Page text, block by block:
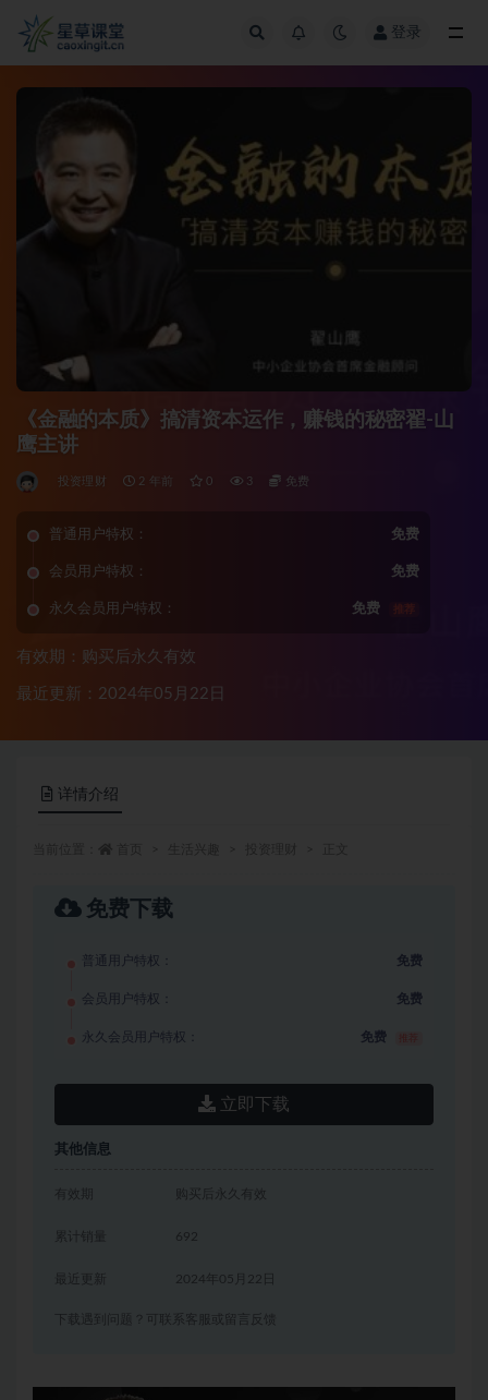
登录
《金融的本质》搞清资本运作，赚钱的秘密翟-山
鹰主讲
投资理财 2 年前 0 3 免费
普通用户特权： 免费
会员用户特权： 免费
永久会员用户特权： 免费 推荐
有效期：购买后永久有效
最近更新：2024年05月22日
详情介绍
免费下载
普通用户特权： 免费
会员用户特权： 免费
永久会员用户特权： 免费
立即下载
其他信息
有效期 购买后永久有效
累计销量 692
2024年05月22日
下载遇到问题？可联系客服或留言反馈